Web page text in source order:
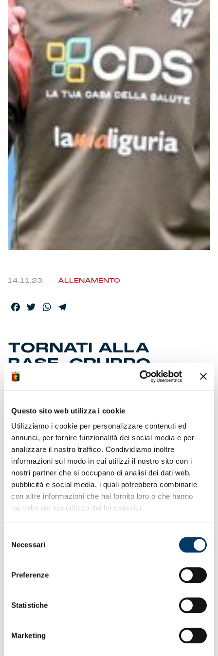
Questo sito web utilizza i cookie
Utilizziamo i cookie per personalizzare contenuti ed
annunci, per fornire funzionalità dei social media e per
analizzare il nostro traffico. Condividiamo inoltre
informazioni sul modo in cui utilizzi il nostro sito con i
nostri partner che si occupano di analisi dei dati web,
pubblicità e social media, i quali potrebbero combinarle
con altre informazioni che hai fornito loro o che hanno
raccolto dal tuo utilizzo dei loro servizi.
delNecessari
Preferenze
Statistiche
Marketing
Summer Sale
Mare
Accessori
Party
Outlet
Helan x Genoa
Isolani x Genoa
Gift Card Online Store
14.11.23 ALLENAMENTO
Facebook
TwitterWhatsApp
TORNATI ALLA
BASE, GRUPPO
RIDOTTO
Il tecnico ha ritrovato i giocatori disponibili per il primo
allenamento nella settimana della sosta. Lo staff ha
disposto una doppia sessione per la giornata di
mercoledì.
recupero di altri elementi tra cui Bani ed Ekuban, usciti
anzitempo nel match con l’Hellas Verona. In una giornata
e manager del consorzio “Italia del Gusto”, i preparatori
Pilati, Gatto e Picone hanno diretto la prima parte in